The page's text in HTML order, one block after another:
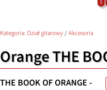
Kategoria: Dział gitarowy/Akcesoria
Orange THE
THE BOOK OF ORANGE -